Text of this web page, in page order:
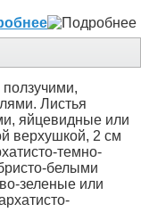
ползучими,
Листья
яйцевидные или
верхушкой, 2 см
темно-
белыми
зеленые или